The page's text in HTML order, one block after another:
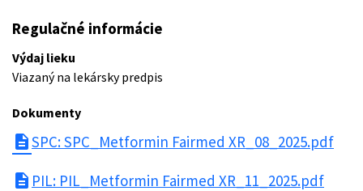
Regulačné informácie
Výdaj lieku
Viazaný na lekársky predpis
Dokumenty
descriptionSPC: SPC_Metformin Fairmed XR_08_2025.pdf
description PIL: PIL_Metformin Fairmed XR_11_2025.pdf